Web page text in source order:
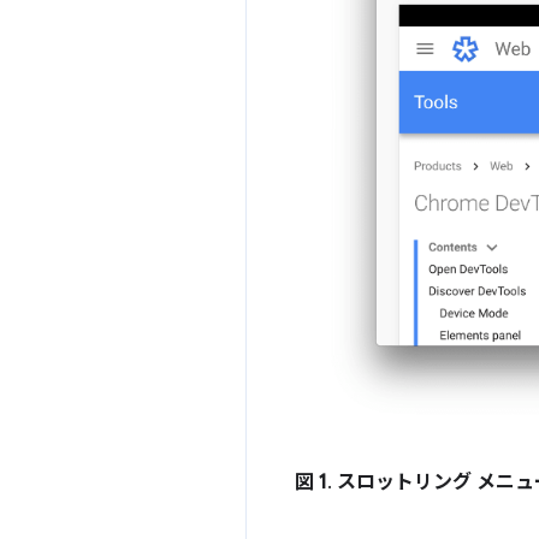
図 1. スロットリング メニュ